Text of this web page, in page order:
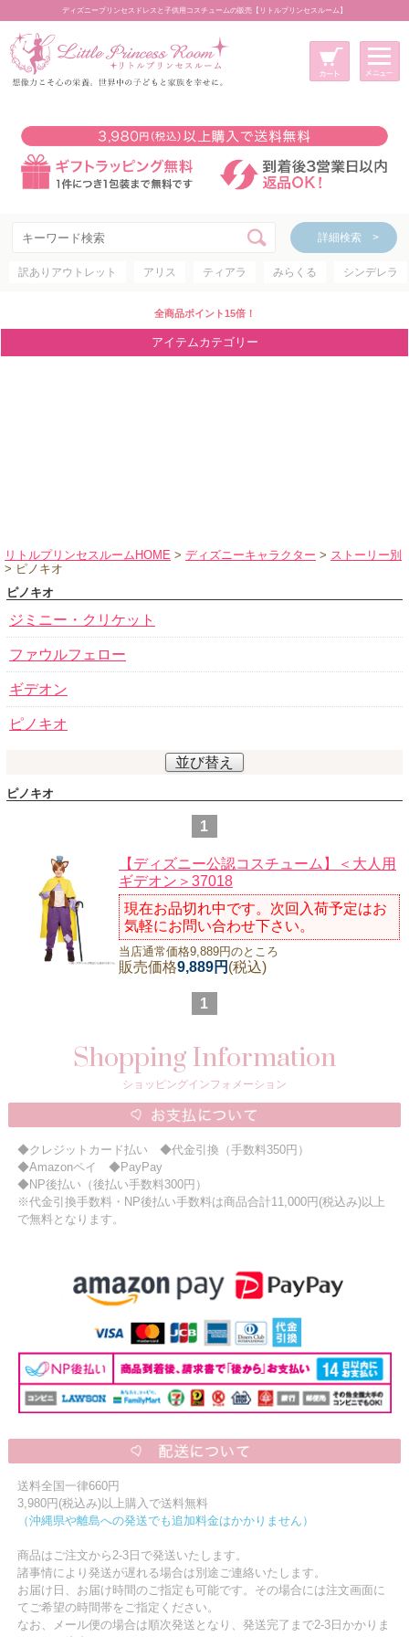
ディズニープリンセスドレスと子供用コスチュームの販売【リトルプリンセスルーム】
詳細検索 >
訳ありアウトレット アリス ティアラ みらくる シンデレラ
全商品ポイント15倍！
アイテムカテゴリー
リトルプリンセスルームHOME > ディズニーキャラクター > ストーリー別
> ピノキオ
ピノキオ
ジミニー・クリケット
ファウルフェロー
ギデオン
ピノキオ
並び替え
ピノキオ
1
【ディズニー公認コスチューム】＜大人用
ギデオン＞37018
現在お品切れ中です。次回入荷予定はお
気軽にお問い合わせ下さい。
当店通常価格9,889円のところ
販売価格9,889円 (税込)
1
Shopping Information
ショッピングインフォメーション
◆クレジットカード払い ◆代金引換（手数料350円）
◆Amazonペイ ◆PayPay
◆NP後払い（後払い手数料300円）
※代金引換手数料・NP後払い手数料は商品合計11,000円(税込み)以上
で無料となります。
送料全国一律660円
3,980円(税込み)以上購入で送料無料
（沖縄県や離島への発送でも追加料金はかかりません）
商品はご注文から2-3日で発送いたします。
諸事情により発送が遅れる場合は別途ご連絡いたします。
お届け日、お届け時間のご指定も可能です。その場合には注文画面に
てご希望の時間帯をご指定ください。
なお、メール便の場合は順次発送となり、発送完了まで2-3日かかりま
新規会員登録
マイページ
カート
詳細検索 >
アイテムカテゴリー
ディズニープリンセス
ディズニキャラクター
ブランド別に探す
お支払・送料
返品・交換
よくあるご質問
ブログ
マイページログイン
お問い合わせ
電話受付時間：月～金10:00~16:00 ※祝日除く